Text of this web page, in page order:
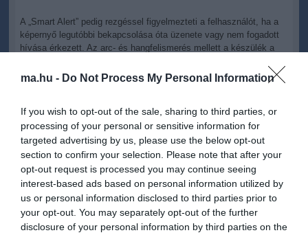
ma.hu - Do Not Process My Personal Information
If you wish to opt-out of the sale, sharing to third parties, or
processing of your personal or sensitive information for
targeted advertising by us, please use the below opt-out
section to confirm your selection. Please note that after your
opt-out request is processed you may continue seeing
interest-based ads based on personal information utilized by
us or personal information disclosed to third parties prior to
your opt-out. You may separately opt-out of the further
disclosure of your personal information by third parties on the
A „Smart Alert” pedig rezgéssel figyelmezteti a felhasználót, ha a
képernyő legutóbbi bekapcsolása óta üzenete vagy nem fogadott
hívása érkezett. Az arc- és hangfelismerés mellett a készülék a
ha egy névjegy megtekintése közben a füléhez emeli a telefont, a
rendszer automatikusan tárcsázza a kapcsolódó telefonszámot.
A még könnyebb tartalommegosztásról többek között az Android™
Beam™ továbbfejlesztett változata, az „S Beam” gondoskodik,
amelynek segítségével két Galaxy S III okostelefon
összekapcsolása, azaz egymáshoz érintése után egy 1 GB-os
videót akár 3 percen belül át lehet másolni az egyik készülékről a
másikra.